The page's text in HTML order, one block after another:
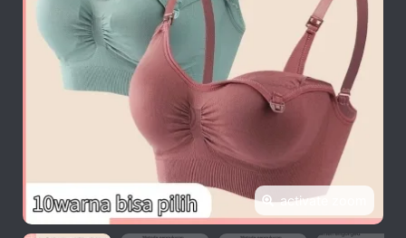
activate zoom